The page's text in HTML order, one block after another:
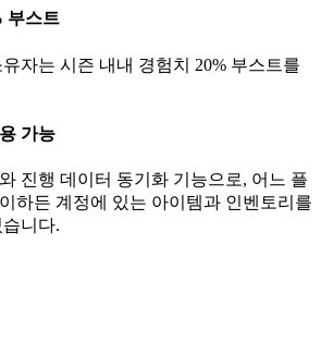
부스트
자는 시즌 내내 경험치 20% 부스트를
가능
진행 데이터 동기화 기능으로, 어느 플
하든 계정에 있는 아이템과 인벤토리를
니다.